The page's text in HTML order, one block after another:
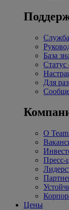
База
Статус
Для
О
Пресс-
Цены